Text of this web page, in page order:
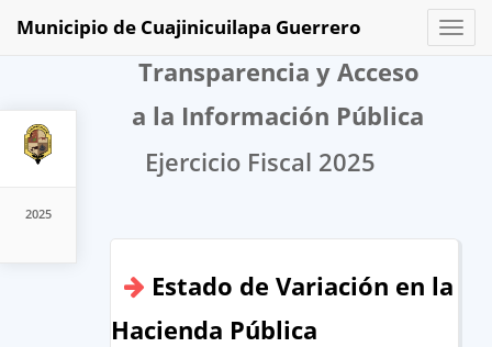
2025
Toggle
Municipio de Cuajinicuilapa Guerrero
Transparencia y Acceso
a la Información Pública
Ejercicio Fiscal 2025
Estado de Variación en la
Hacienda Pública